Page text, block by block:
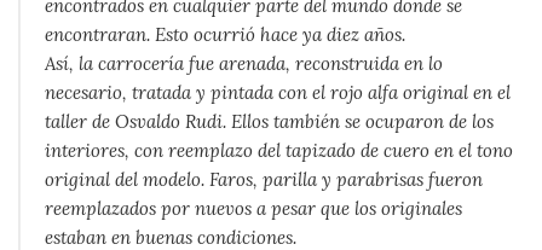
encontrados en cualquier parte del mundo donde se
encontraran. Esto ocurrió hace ya diez años.
Así, la carrocería fue arenada, reconstruida en lo
necesario, tratada y pintada con el rojo alfa original en el
taller de Osvaldo Rudi. Ellos también se ocuparon de los
interiores, con reemplazo del tapizado de cuero en el tono
original del modelo. Faros, parilla y parabrisas fueron
reemplazados por nuevos a pesar que los originales
estaban en buenas condiciones.